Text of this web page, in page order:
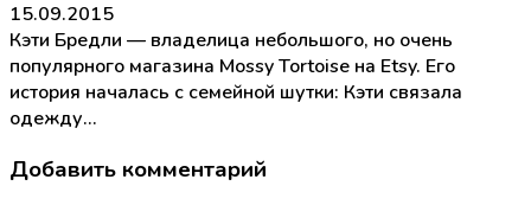
15.09.2015
Кэти Бредли — владелица небольшого, но очень
популярного магазина Mossy Tortoise на Etsy. Его
история началась с семейной шутки: Кэти связала
одежду…
Добавить комментарий